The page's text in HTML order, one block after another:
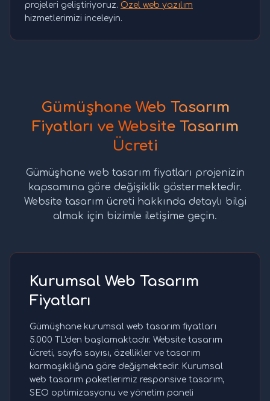
projeleri geliştiriyoruz. Özel web yazılım
hizmetlerimizi inceleyin.
Gümüşhane Web Tasarım
Fiyatları ve Website Tasarım
Ücreti
Gümüşhane web tasarım fiyatları projenizin
kapsamına göre değişiklik göstermektedir.
Website tasarım ücreti hakkında detaylı bilgi
almak için bizimle iletişime geçin.
Kurumsal Web Tasarım
Fiyatları
Gümüşhane kurumsal web tasarım fiyatları
5.000 TL'den başlamaktadır. Website tasarım
ücreti, sayfa sayısı, özellikler ve tasarım
karmaşıklığına göre değişmektedir. Kurumsal
web tasarım paketlerimiz responsive tasarım,
SEO optimizasyonu ve yönetim paneli